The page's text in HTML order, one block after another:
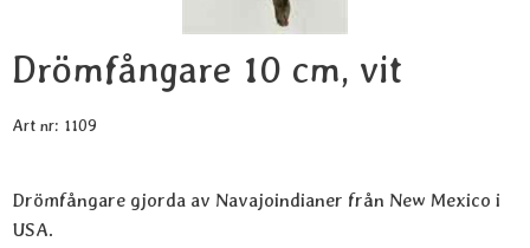
Drömfångare 10 cm, vit
Art nr: 1109
Drömfångare gjorda av Navajoindianer från New Mexico i
USA.